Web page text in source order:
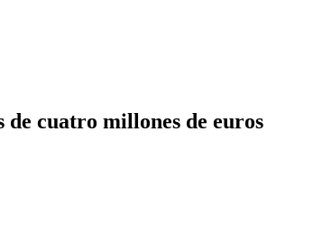
de cuatro millones de euros